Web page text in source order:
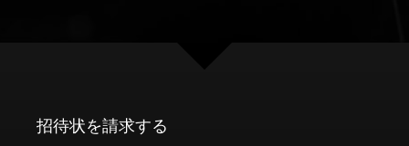
招待状を請求する